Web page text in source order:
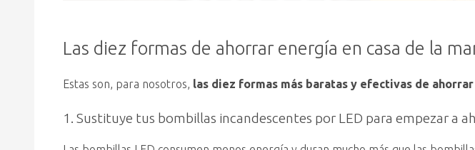
Las diez formas de ahorrar energía en casa de la
Estas son, para nosotros, las diez formas más baratas y efectivas de
1. Sustituye tus bombillas incandescentes por LED para empezar a